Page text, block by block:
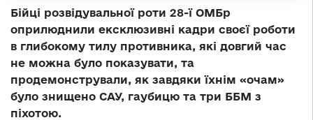
Бійці розвідувальної роти 28-ї ОМБр
оприлюднили ексклюзивні кадри своєї роботи
в глибокому тилу противника, які довгий час
не можна було показувати, та
продемонстрували, як завдяки їхнім «очам»
було знищено САУ, гаубицю та три ББМ з
піхотою.